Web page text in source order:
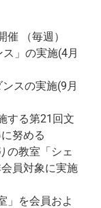
（毎週）
」の実施(4月
スの実施(9月
する第21回文
努める
の教室「シェ
員対象に実施
」を会員およ